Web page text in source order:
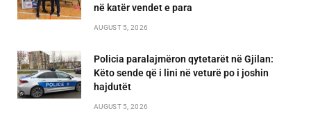
në katër vendet e para
AUGUST 5, 2026
Policia paralajmëron qytetarët në Gjilan:
Këto sende që i lini në veturë po i joshin
hajdutët
AUGUST 5, 2026